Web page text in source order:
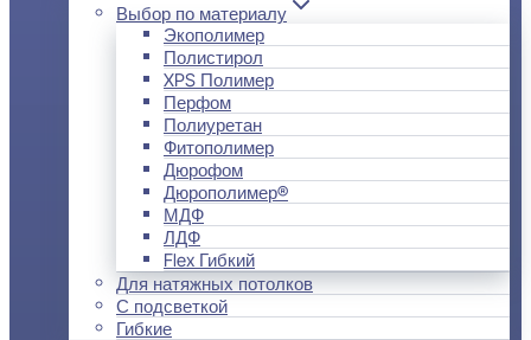
Выбор по материалу
Экополимер
Полистирол
XPS Полимер
Перфом
Полиуретан
Фитополимер
Дюрофом
Дюрополимер®
МДФ
ЛДФ
Flex Гибкий
Для натяжных потолков
С подсветкой
Гибкие